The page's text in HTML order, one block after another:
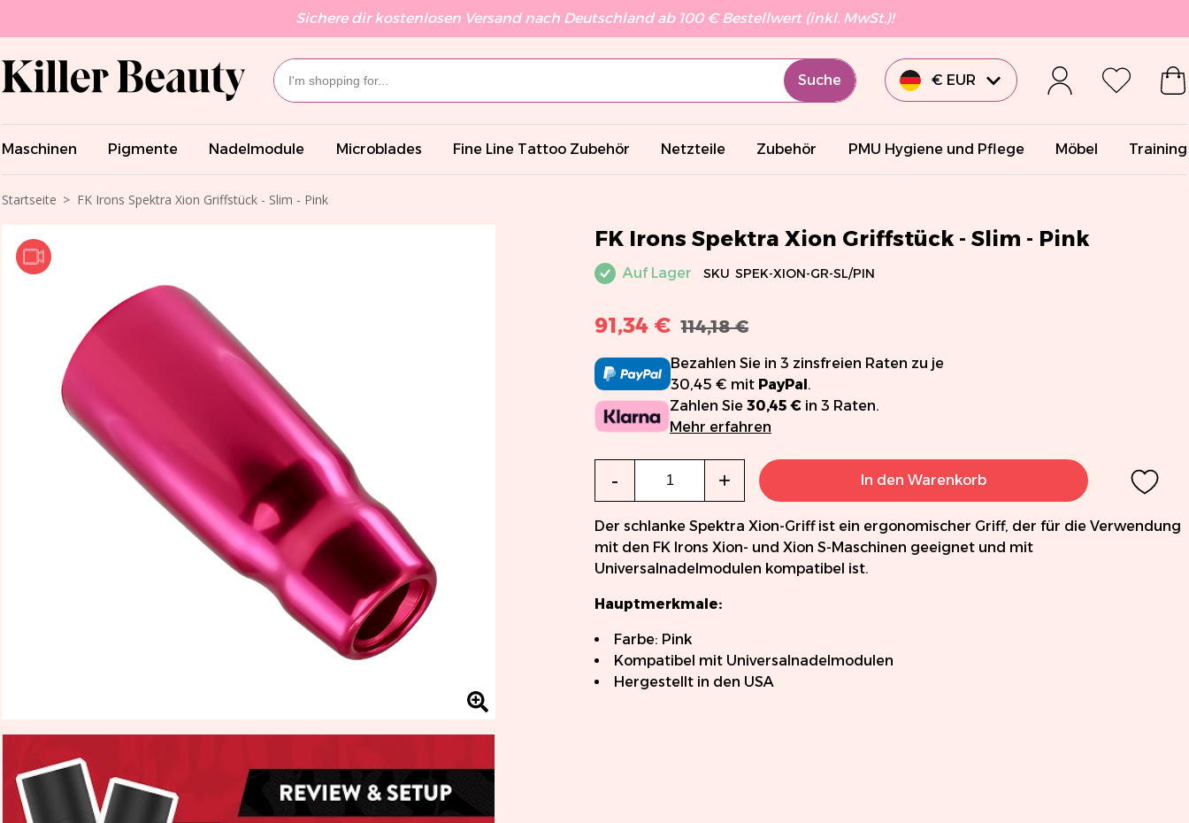
Sichere dir kostenlosen Versand nach Deutschland ab 100 € Bestellwert (inkl. MwSt.)!
Suche € EUR
£ GBP
€ EUR
Maschinen Pigmente Nadelmodule Microblades Fine Line Tattoo Zubehör Netzteile Zubehör PMU Hygiene und Pflege Möbel Training
Startseite FK Irons Spektra Xion Griffstück - Slim - Pink
FK Irons Spektra Xion Griffstück - Slim - Pink
Auf Lager SKU SPEK-XION-GR-SL/PIN
91,34 € 114,18 €
Bezahlen Sie in 3 zinsfreien Raten zu je
30,45 € mit PayPal.
Zahlen Sie 30,45 € in 3 Raten.
Mehr erfahren
- + In den Warenkorb
Der schlanke Spektra Xion-Griff ist ein ergonomischer Griff, der für die Verwendung
mit den FK Irons Xion- und Xion S-Maschinen geeignet und mit
Universalnadelmodulen kompatibel ist.
Hauptmerkmale:
Farbe: Pink
Kompatibel mit Universalnadelmodulen
Hergestellt in den USA